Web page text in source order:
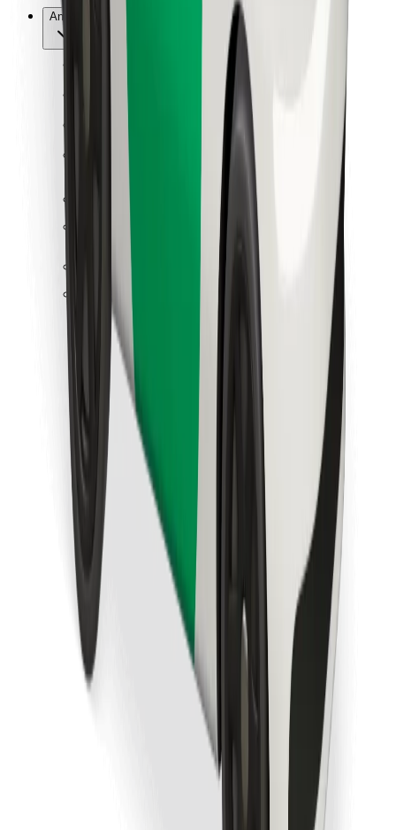
Annat
Allmänna villkor
Kom iväg med Bolt på några minuter!
Ladda ner Bolt-appen
Hitta din favoritmat!
Ladda ner Bolt Food-appen